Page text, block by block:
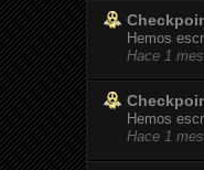
Hemos
Hace 1 mes
Hemos
Hace 1 mes